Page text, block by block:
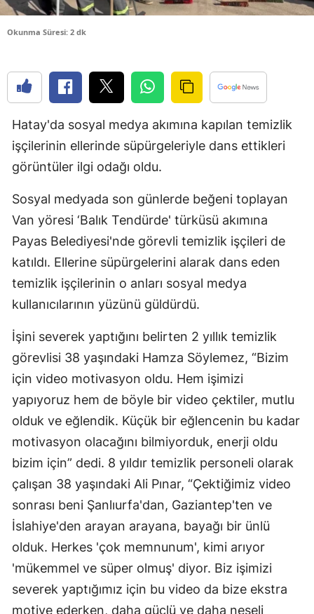
Erzurum
Eskişehir
Gaziantep
Gümüşhane
Hakkari
Hatay
Kars
Kastamonu
Kayseri
Kırklareli
Kırşehir
Kocaeli
Kütahya
Okunma Süresi: 2 dk
Hatay'da sosyal medya akımına kapılan temizlik
işçilerinin ellerinde süpürgeleriyle dans ettikleri
görüntüler ilgi odağı oldu.
Sosyal medyada son günlerde beğeni toplayan
Van yöresi ‘Balık Tendürde' türküsü akımına
Payas Belediyesi'nde görevli temizlik işçileri de
katıldı. Ellerine süpürgelerini alarak dans eden
temizlik işçilerinin o anları sosyal medya
kullanıcılarının yüzünü güldürdü.
İşini severek yaptığını belirten 2 yıllık temizlik
görevlisi 38 yaşındaki Hamza Söylemez, “Bizim
için video motivasyon oldu. Hem işimizi
yapıyoruz hem de böyle bir video çektiler, mutlu
olduk ve eğlendik. Küçük bir eğlencenin bu kadar
motivasyon olacağını bilmiyorduk, enerji oldu
bizim için” dedi. 8 yıldır temizlik personeli olarak
çalışan 38 yaşındaki Ali Pınar, “Çektiğimiz video
sonrası beni Şanlıurfa'dan, Gaziantep'ten ve
İslahiye'den arayan arayana, bayağı bir ünlü
olduk. Herkes 'çok memnunum', kimi arıyor
'mükemmel ve süper olmuş' diyor. Biz işimizi
severek yaptığımız için bu video da bize ekstra
motive ederken, daha güçlü ve daha neşeli